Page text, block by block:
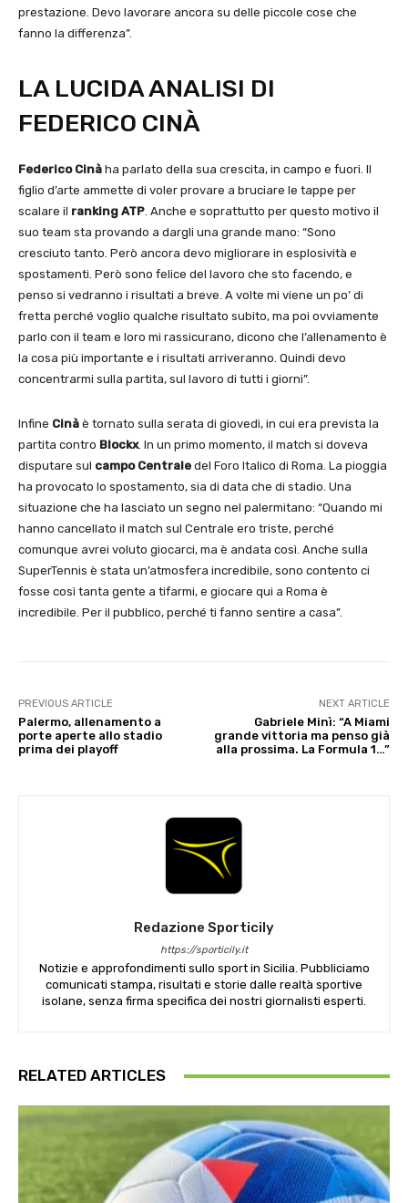
prestazione. Devo lavorare ancora su delle piccole cose che
fanno la differenza”.
LA LUCIDA ANALISI DI
FEDERICO CINÀ
Federico Cinà ha parlato della sua crescita, in campo e fuori. Il
figlio d’arte ammette di voler provare a bruciare le tappe per
scalare il ranking ATP. Anche e soprattutto per questo motivo il
suo team sta provando a dargli una grande mano: “Sono
cresciuto tanto. Però ancora devo migliorare in esplosività e
spostamenti. Però sono felice del lavoro che sto facendo, e
penso si vedranno i risultati a breve. A volte mi viene un po’ di
fretta perché voglio qualche risultato subito, ma poi ovviamente
parlo con il team e loro mi rassicurano, dicono che l’allenamento è
la cosa più importante e i risultati arriveranno. Quindi devo
concentrarmi sulla partita, sul lavoro di tutti i giorni”.
Infine Cinà è tornato sulla serata di giovedì, in cui era prevista la
partita contro Blockx. In un primo momento, il match si doveva
disputare sul campo Centrale del Foro Italico di Roma. La pioggia
ha provocato lo spostamento, sia di data che di stadio. Una
situazione che ha lasciato un segno nel palermitano: “Quando mi
hanno cancellato il match sul Centrale ero triste, perché
comunque avrei voluto giocarci, ma è andata così. Anche sulla
SuperTennis è stata un’atmosfera incredibile, sono contento ci
fosse così tanta gente a tifarmi, e giocare qui a Roma è
incredibile. Per il pubblico, perché ti fanno sentire a casa”.
PREVIOUS ARTICLE
Palermo, allenamento a
porte aperte allo stadio
prima dei playoff
NEXT ARTICLE
Gabriele Minì: “A Miami
grande vittoria ma penso già
alla prossima. La Formula 1…”
Redazione Sporticily
https://sporticily.it
Notizie e approfondimenti sullo sport in Sicilia. Pubbliciamo
comunicati stampa, risultati e storie dalle realtà sportive
isolane, senza firma specifica dei nostri giornalisti esperti.
RELATED ARTICLES